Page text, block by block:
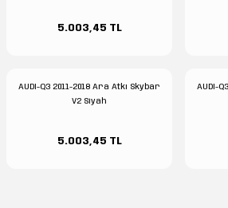
5.003,45 TL
AUDI-Q3 2011-2018 Ara Atkı Skybar
V2 Siyah
5.003,45 TL
AUDI-